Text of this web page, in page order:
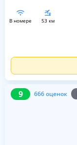
в номере 53 км
9 666 оценок
9 666 оценок